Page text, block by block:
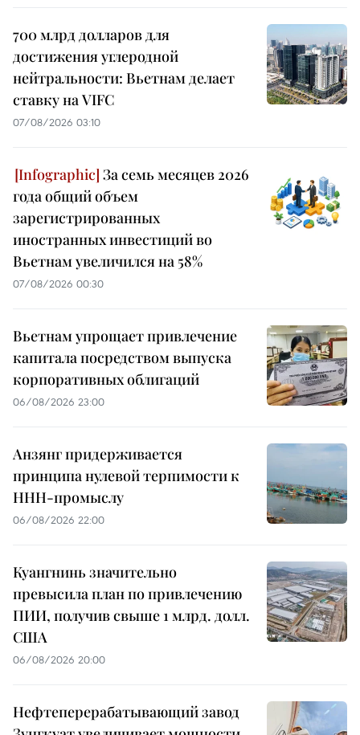
700 млрд долларов для
достижения углеродной
нейтральности: Вьетнам делает
ставку на VIFC
07/08/2026 03:10
За семь месяцев 2026
года общий объем
зарегистрированных
иностранных инвестиций во
Вьетнам увеличился на 58%
07/08/2026 00:30
Вьетнам упрощает привлечение
капитала посредством выпуска
корпоративных облигаций
06/08/2026 23:00
Анзянг придерживается
принципа нулевой терпимости к
ННН-промыслу
06/08/2026 22:00
Куангнинь значительно
превысила план по привлечению
ПИИ, получив свыше 1 млрд. долл.
США
06/08/2026 20:00
Нефтеперерабатывающий завод